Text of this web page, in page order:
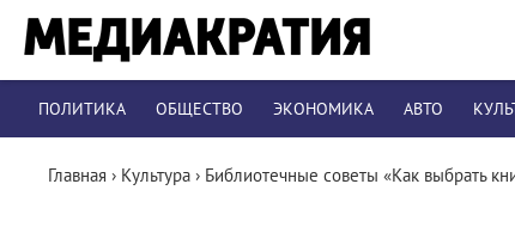
ПОЛИТИКА ОБЩЕСТВО ЭКОНОМИКА АВТО
Главная › Культура › Библиотечные советы «Как выбрать